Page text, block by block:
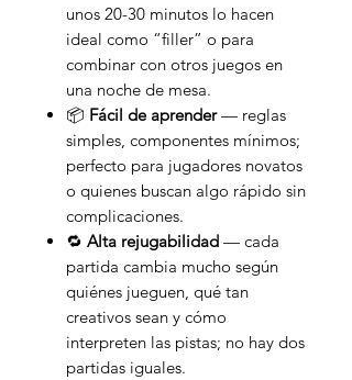
unos 20-30 minutos lo hacen
ideal como “filler” o para
combinar con otros juegos en
una noche de mesa.
📦 Fácil de aprender— reglas
simples, componentes mínimos;
perfecto para jugadores novatos
o quienes buscan algo rápido sin
complicaciones.
🔁 Alta rejugabilidad — cada
partida cambia mucho según
quiénes jueguen, qué tan
creativos sean y cómo
interpreten las pistas; no hay dos
partidas iguales.